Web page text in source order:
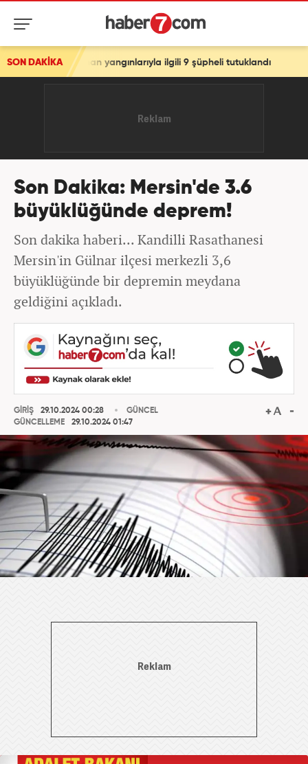
SON DAKİKA
Orman yangınlarıyla ilgili 9 şüpheli tutuklandı
Son Dakika: Mersin'de 3.6
büyüklüğünde deprem!
Son dakika haberi... Kandilli Rasathanesi
Mersin'in Gülnar ilçesi merkezli 3,6
büyüklüğünde bir depremin meydana
geldiğini açıkladı.
GİRİŞ
29.10.2024 00:28
GÜNCELLEME
29.10.2024 01:47
GÜNCEL